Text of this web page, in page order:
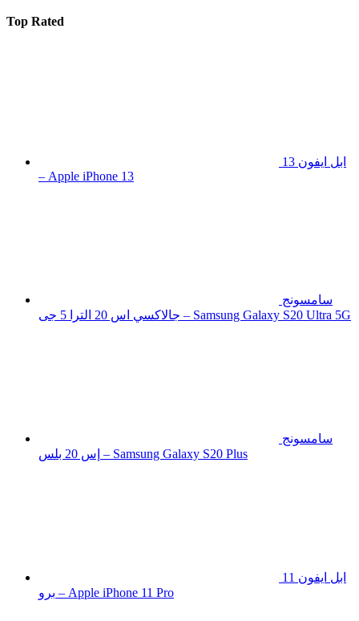
Top Rated
ابل ايفون 13
– Apple iPhone 13
سامسونج
جالاكسي اس 20 الترا 5 جى – Samsung Galaxy S20 Ultra 5G
سامسونج
إس 20 بلس – Samsung Galaxy S20 Plus
ابل ايفون 11
برو – Apple iPhone 11 Pro